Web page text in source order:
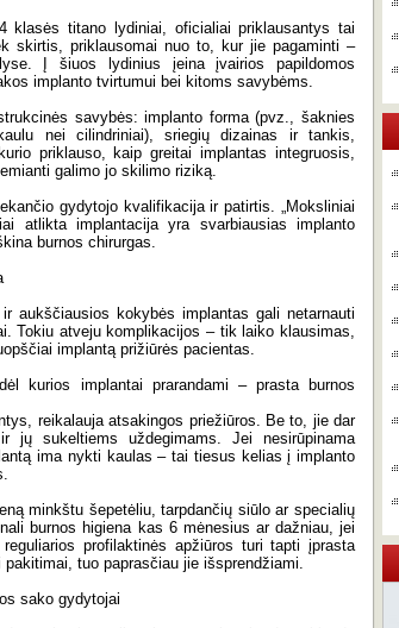
titano lydiniai, oficialiai priklausantys tai
skirtis, priklausomai nuo to, kur jie pagaminti –
Į šiuos lydinius įeina įvairios papildomos
implanto tvirtumui bei kitoms savybėms.
savybės: implanto forma (pvz., šaknies
nei cilindriniai), sriegių dizainas ir tankis,
priklauso, kaip greitai implantas integruosis,
galimo jo skilimo riziką.
gydytojo kvalifikacija ir patirtis. „Moksliniai
atlikta implantacija yra svarbiausias implanto
burnos chirurgas.
aukščiausios kokybės implantas gali netarnauti
Tokiu atveju komplikacijos – tik laiko klausimas,
implantą prižiūrės pacientas.
kurios implantai prarandami – prasta burnos
reikalauja atsakingos priežiūros. Be to, jie dar
jų sukeltiems uždegimams. Jei nesirūpinama
ima nykti kaulas – tai tiesus kelias į implanto
minkštu šepetėliu, tarpdančių siūlo ar specialių
burnos higiena kas 6 mėnesius ar dažniau, jei
profilaktinės apžiūros turi tapti įprasta
tuo paprasčiau jie išsprendžiami.
sako gydytojai